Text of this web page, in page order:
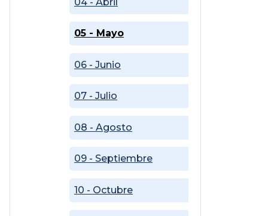
05 - Mayo
06 - Junio
07 - Julio
08 - Agosto
09 - Septiembre
10 - Octubre